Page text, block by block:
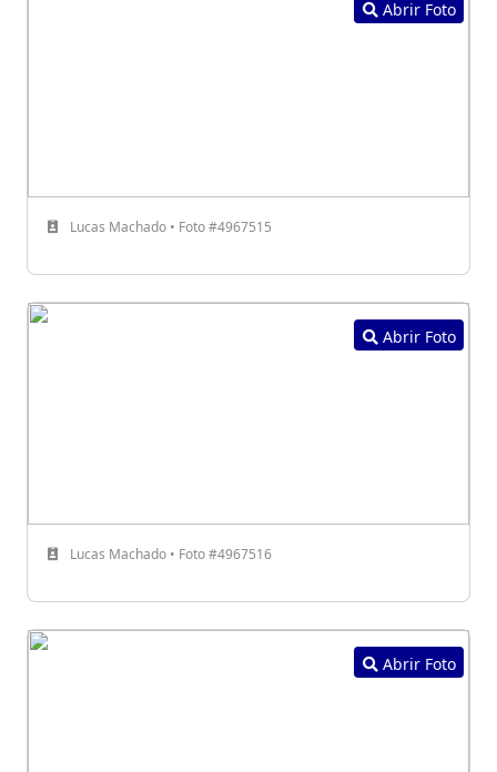
Abrir Foto
Lucas Machado • Foto #4967515
Abrir Foto
Lucas Machado • Foto #4967516
Abrir Foto